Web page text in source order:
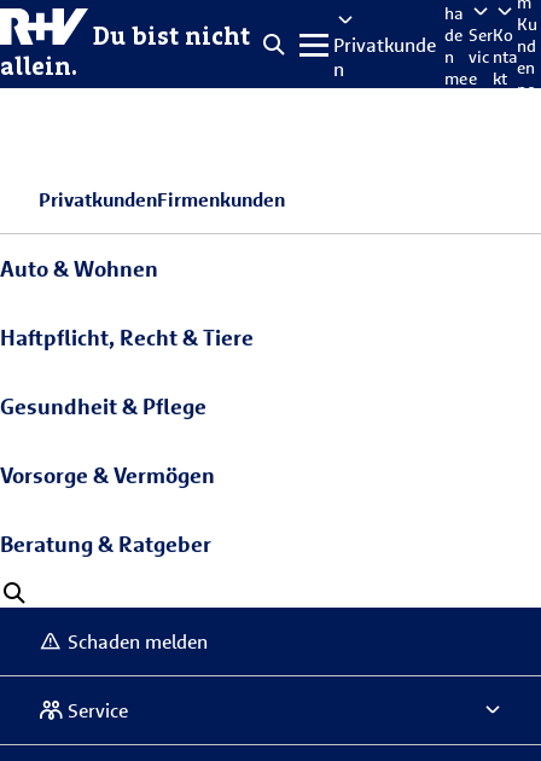
Du bist nicht
allein.
Privatkunde
n
ha
de
n
me
Ser
vic
e
Ko
nta
kt
Ku
nd
en
po
PrivatkundenFirmenkunden
Auto & Wohnen
Haftpflicht, Recht & Tiere
Gesundheit & Pflege
Vorsorge & Vermögen
Beratung & Ratgeber
Schaden melden
Service